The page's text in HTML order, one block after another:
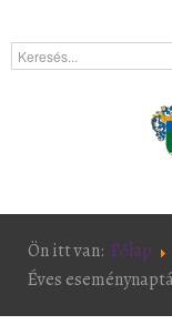
Ön itt van: Főlap
Éves